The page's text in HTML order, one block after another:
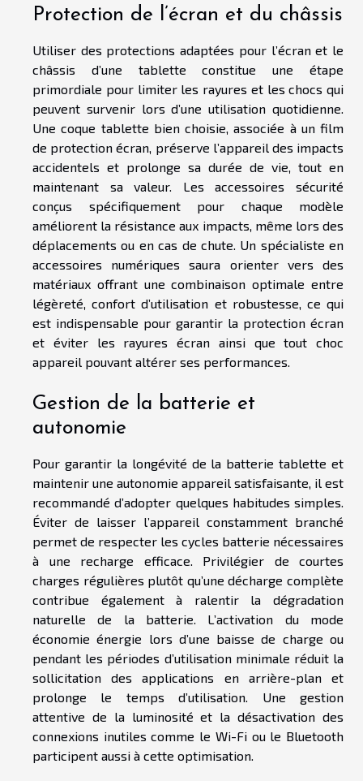
Protection de l’écran et du châssis
Utiliser des protections adaptées pour l’écran et le
châssis d’une tablette constitue une étape
primordiale pour limiter les rayures et les chocs qui
peuvent survenir lors d’une utilisation quotidienne.
Une coque tablette bien choisie, associée à un film
de protection écran, préserve l’appareil des impacts
accidentels et prolonge sa durée de vie, tout en
maintenant sa valeur. Les accessoires sécurité
conçus spécifiquement pour chaque modèle
améliorent la résistance aux impacts, même lors des
déplacements ou en cas de chute. Un spécialiste en
accessoires numériques saura orienter vers des
matériaux offrant une combinaison optimale entre
légèreté, confort d’utilisation et robustesse, ce qui
est indispensable pour garantir la protection écran
et éviter les rayures écran ainsi que tout choc
appareil pouvant altérer ses performances.
Gestion de la batterie et
autonomie
Pour garantir la longévité de la batterie tablette et
maintenir une autonomie appareil satisfaisante, il est
recommandé d’adopter quelques habitudes simples.
Éviter de laisser l’appareil constamment branché
permet de respecter les cycles batterie nécessaires
à une recharge efficace. Privilégier de courtes
charges régulières plutôt qu’une décharge complète
contribue également à ralentir la dégradation
naturelle de la batterie. L’activation du mode
économie énergie lors d’une baisse de charge ou
pendant les périodes d’utilisation minimale réduit la
sollicitation des applications en arrière-plan et
prolonge le temps d’utilisation. Une gestion
attentive de la luminosité et la désactivation des
connexions inutiles comme le Wi-Fi ou le Bluetooth
participent aussi à cette optimisation.